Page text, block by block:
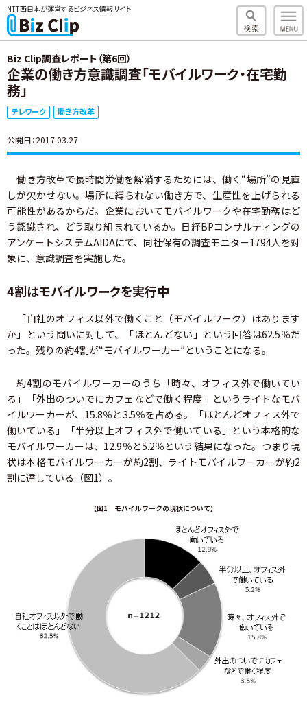
NTT西日本が運営するビジネス情報サイト
Biz Clip調査レポート（第6回）
企業の働き方意識調査「モバイルワーク・在宅勤
務」
テレワーク 働き方改革
公開日：2017.03.27
働き方改革で長時間労働を解消するためには、働く“場所”の見直
しが欠かせない。場所に縛られない働き方で、生産性を上げられる
可能性があるからだ。企業においてモバイルワークや在宅勤務はど
う認識され、どう取り組まれているか。日経BPコンサルティングの
アンケートシステムAIDAにて、同社保有の調査モニター1794人を対
象に、意識調査を実施した。
4割はモバイルワークを実行中
「自社のオフィス以外で働くこと（モバイルワーク）はあります
か」という問いに対して、「ほとんどない」という回答は62.5％だ
った。残りの約4割が“モバイルワーカー”ということになる。
約4割のモバイルワーカーのうち「時々、オフィス外で働いてい
る」「外出のついでにカフェなどで働く程度」というライトなモバ
イルワーカーが、15.8％と3.5％を占める。「ほとんどオフィス外で
働いている」「半分以上オフィス外で働いている」という本格的な
モバイルワーカーは、12.9％と5.2％という結果になった。つまり現
状は本格モバイルワーカーが約2割、ライトモバイルワーカーが約2
割に達している（図1）。
【図1 モバイルワークの現状について】